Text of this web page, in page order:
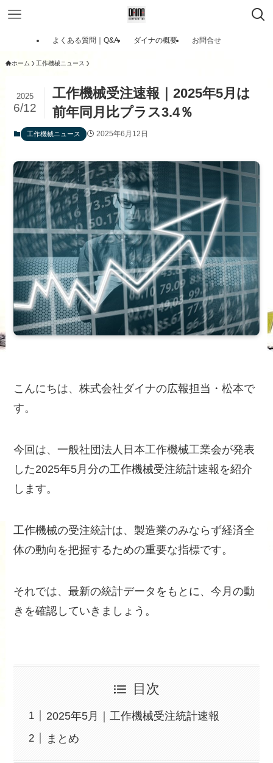
よくある質問｜Q&A ダイナの概要 お問合せ
ホーム 工作機械ニュース
工作機械受注速報｜2025年5月は
前年同月比プラス3.4％
2025
6/12
工作機械ニュース 2025年6月12日
こんにちは、株式会社ダイナの広報担当・松本で
す。
今回は、一般社団法人日本工作機械工業会が発表
した2025年5月分の工作機械受注統計速報を紹介
します。
工作機械の受注統計は、製造業のみならず経済全
体の動向を把握するための重要な指標です。
それでは、最新の統計データをもとに、今月の動
きを確認していきましょう。
目次
2025年5月｜工作機械受注統計速報
まとめ